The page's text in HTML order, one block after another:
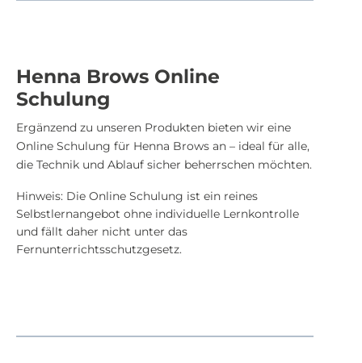
Henna Brows Online
Schulung
Ergänzend zu unseren Produkten bieten wir eine
Online Schulung für Henna Brows an – ideal für alle,
die Technik und Ablauf sicher beherrschen möchten.
Hinweis: Die Online Schulung ist ein reines
Selbstlernangebot ohne individuelle Lernkontrolle
und fällt daher nicht unter das
Fernunterrichtsschutzgesetz.